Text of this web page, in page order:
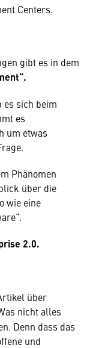
Centers.
gibt es in dem
sich beim
es
um etwas
Phänomen
über die
wie eine
2.0.
über
nicht alles
Denn dass das
und